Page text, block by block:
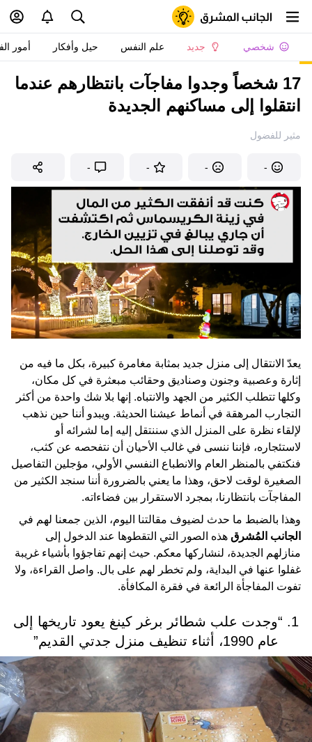
شخصي جديد علم النفس حيل وأفكار أمور
17 شخصاً وجدوا مفاجآت بانتظارهم عندما
انتقلوا إلى مساكنهم الجديدة
مثير للفضول
-
-
-
-
يعدّ الانتقال إلى منزل جديد بمثابة مغامرة كبيرة، بكل ما فيه من
إثارة وعصبية وجنون وصناديق وحقائب مبعثرة في كل مكان،
وكلها تتطلب الكثير من الجهد والانتباه. إنها بلا شك واحدة من أكثر
التجارب المرهقة في أنماط عيشنا الحديثة. ويبدو أننا حين نذهب
لإلقاء نظرة على المنزل الذي سننتقل إليه إما لشرائه أو
لاستئجاره، فإننا ننسى في غالب الأحيان أن نتفحصه عن كثب،
فنكتفي بالمنظر العام والانطباع النفسي الأولي، مؤجلين التفاصيل
الصغيرة لوقت لاحق، وهذا ما يعني بالضرورة أننا سنجد الكثير من
المفاجآت بانتظارنا، بمجرد الاستقرار بين فضاءاته.
وهذا بالضبط ما حدث لضيوف مقالتنا اليوم، الذين جمعنا لهم في
الجانب المُشرق هذه الصور التي التقطوها عند الدخول إلى
منازلهم الجديدة، لنشاركها معكم. حيث إنهم تفاجؤوا بأشياء غريبة
غفلوا عنها في البداية، ولم تخطر لهم على بال. واصل القراءة، ولا
تفوت المفاجأة الرائعة في فقرة المكافأة.
1. “وجدت علب شطائر برغر كينغ يعود تاريخها إلى
عام 1990، أثناء تنظيف منزل جدتي القديم”